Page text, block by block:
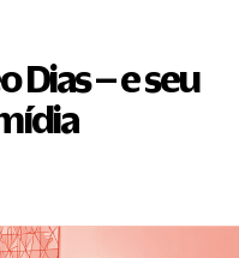
Dias – e seu